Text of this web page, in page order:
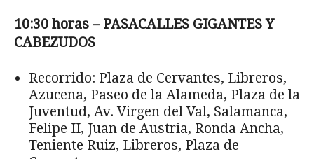
10:30 horas – PASACALLES GIGANTES Y
CABEZUDOS
Recorrido: Plaza de Cervantes, Libreros,
Azucena, Paseo de la Alameda, Plaza de la
Juventud, Av. Virgen del Val, Salamanca,
Felipe II, Juan de Austria, Ronda Ancha,
Teniente Ruiz, Libreros, Plaza de